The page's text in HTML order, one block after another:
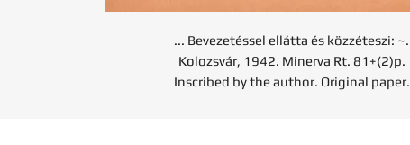
... Bevezetéssel ellátta és közzéteszi: ~.
Kolozsvár, 1942. Minerva Rt. 81+(2)p.
Inscribed by the author. Original paper.